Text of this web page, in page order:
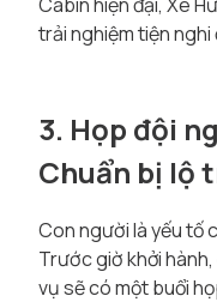
trải nghiệm tiện nghi
3. Họp đội
Chuẩn bị lộ
Con người là yếu tố
Trước giờ khởi
vụ sẽ có một buổi